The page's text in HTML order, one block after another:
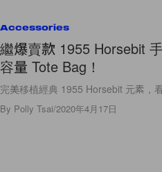
Accessories
繼爆賣款 1955 Horsebit
容量 Tote Bag！
完美移植經典 1955 Horsebit 元素，
By Polly Tsai/2020年4月17日